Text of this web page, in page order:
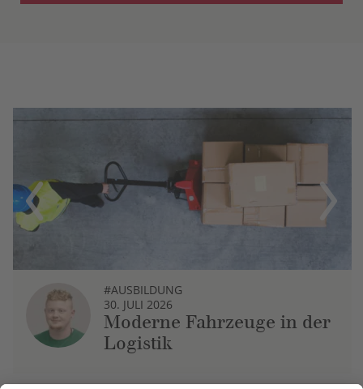
Previous
#AUSBILDUNG
30. JULI 2026
Moderne Fahrzeuge in der
Logistik
Next